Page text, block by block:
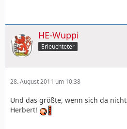
HE-Wuppi
Erleuchteter
28. August 2011 um 10:38
Und das größte, wenn sich da
Herbert!